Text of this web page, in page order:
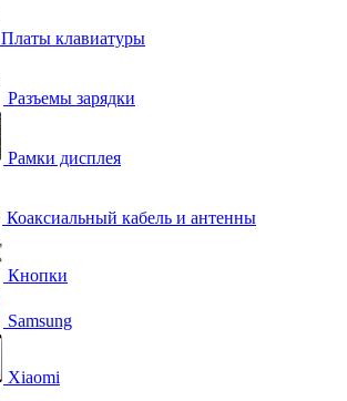
Платы клавиатуры
Разъемы зарядки
Рамки дисплея
Коаксиальный кабель и антенны
Кнопки
Samsung
Xiaomi